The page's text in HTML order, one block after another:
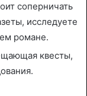
соперничать
исследуете
романе.
квесты,